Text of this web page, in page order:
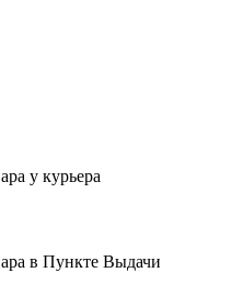
у курьера
в Пункте Выдачи